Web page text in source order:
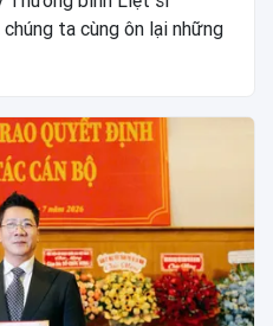
ta cùng ôn lại những